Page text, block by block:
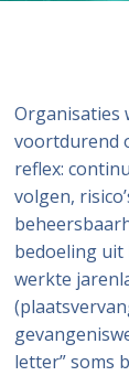
Organisaties
voortdurend
reflex:
volgen,
bedoeling uit
werkte
letter” soms